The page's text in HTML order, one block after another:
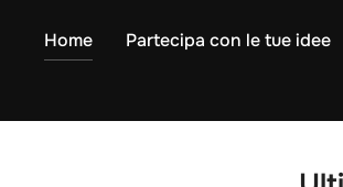
Home Partecipa con le tue idee